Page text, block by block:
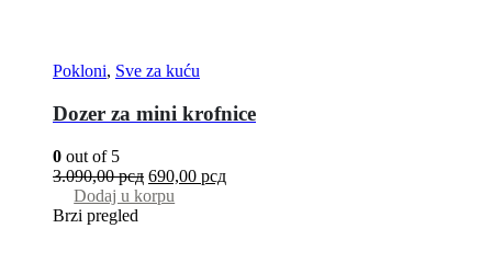
Pokloni, Sve za kuću
Dozer za mini krofnice
0 out of 5
3.090,00рсд 690,00 рсд
Dodaj u korpu
Brzi pregled